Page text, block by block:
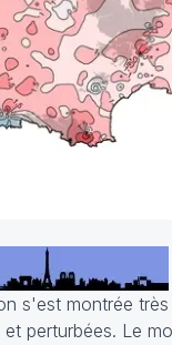
s'est montrée
perturbées. Le